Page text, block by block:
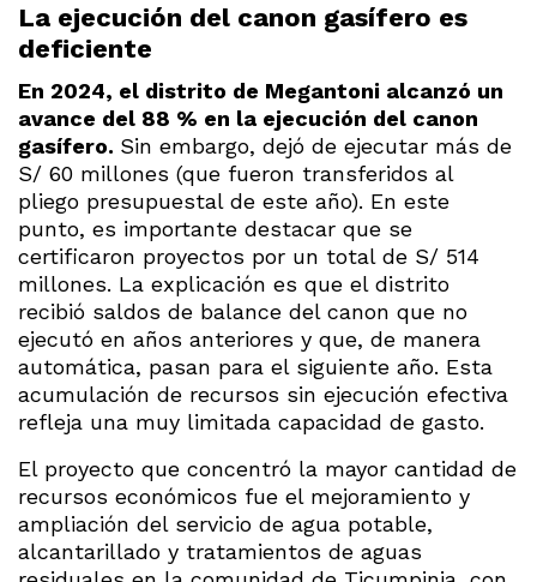
La ejecución del canon gasífero es
deficiente
En 2024, el distrito de Megantoni alcanzó un
avance del 88 % en la ejecución del canon
gasífero. Sin embargo, dejó de ejecutar más de
S/ 60 millones (que fueron transferidos al
pliego presupuestal de este año). En este
punto, es importante destacar que se
certificaron proyectos por un total de S/ 514
millones. La explicación es que el distrito
recibió saldos de balance del canon que no
ejecutó en años anteriores y que, de manera
automática, pasan para el siguiente año. Esta
acumulación de recursos sin ejecución efectiva
refleja una muy limitada capacidad de gasto.
El proyecto que concentró la mayor cantidad de
recursos económicos fue el mejoramiento y
ampliación del servicio de agua potable,
alcantarillado y tratamientos de aguas